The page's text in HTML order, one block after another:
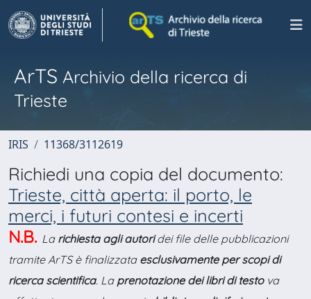
ArTS Archivio della ricerca di
Trieste
IRIS 11368/3112619
Richiedi una copia del documento:
Trieste, città aperta: il porto, le
merci, i futuri contesi e incerti
N.B. La richiesta agli autoridei file delle pubblicazioni
tramite ArTS è finalizzata esclusivamente per scopi di
ricerca scientifica. La prenotazione dei libri di testova